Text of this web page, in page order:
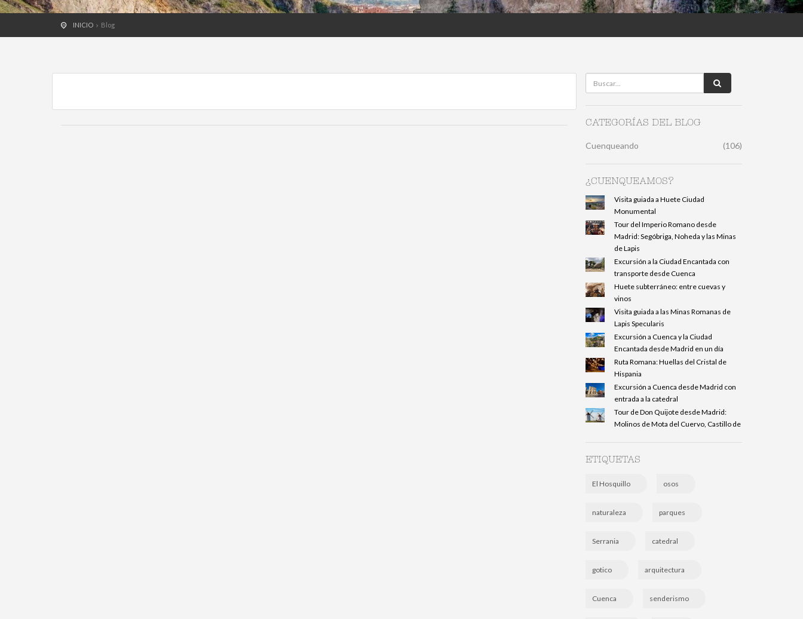
INICIO Blog
CATEGORÍAS DEL BLOG
Cuenqueando (106)
¿CUENQUEAMOS?
Visita guiada a Huete Ciudad
Monumental
Tour del Imperio Romano desde
Madrid: Segóbriga, Noheda y las Minas
de Lapis
Excursión a la Ciudad Encantada con
transporte desde Cuenca
Huete subterráneo: entre cuevas y
vinos
Visita guiada a las Minas Romanas de
Lapis Specularis
Excursión a Cuenca y la Ciudad
Encantada desde Madrid en un día
Ruta Romana: Huellas del Cristal de
Hispania
Excursión a Cuenca desde Madrid con
entrada a la catedral
Tour de Don Quijote desde Madrid:
Molinos de Mota del Cuervo, Castillo de
ETIQUETAS
El Hosquillo osos
naturaleza parques
Serrania catedral
gotico arquitectura
Cuenca senderismo